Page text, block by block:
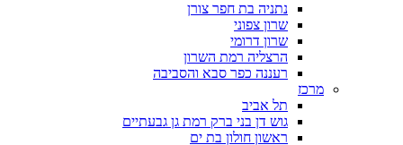
נתניה בת חפר צורן
שרון צפוני
שרון דרומי
הרצליה רמת השרון
רעננה כפר סבא והסביבה
מרכז
תל אביב
גוש דן בני ברק רמת גן גבעתיים
ראשון חולון בת ים